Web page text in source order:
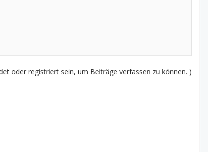
oder registriert sein, um Beiträge verfassen zu können. )